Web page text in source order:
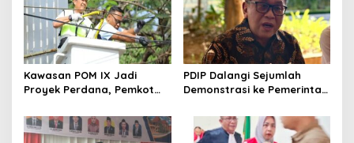
Kawasan POM IX Jadi
Proyek Perdana, Pemkot
Kabel Semrawut
PDIP Dalangi Sejumlah
Demonstrasi ke Pemerintah